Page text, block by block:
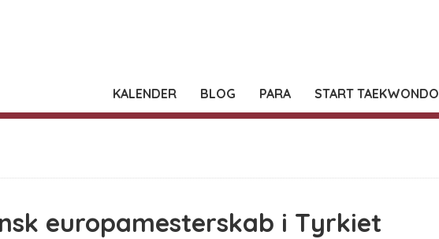
KALENDER BLOG PARA START TAEKWONDO
europamesterskab i Tyrkiet